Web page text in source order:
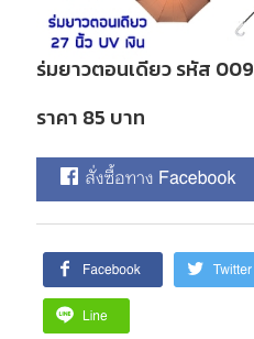
ร่มยาวตอนเดียว รหัส 009
ราคา 85 บาท